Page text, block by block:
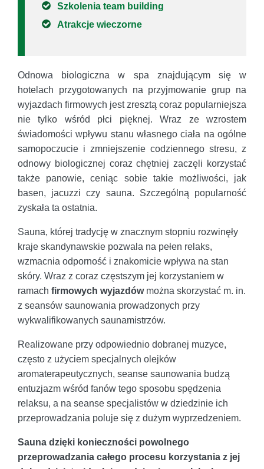
Szkolenia team building
Atrakcje wieczorne
Odnowa biologiczna w spa znajdującym się w
hotelach przygotowanych na przyjmowanie grup na
wyjazdach firmowych jest zresztą coraz popularniejsza
nie tylko wśród płci pięknej. Wraz ze wzrostem
świadomości wpływu stanu własnego ciała na ogólne
samopoczucie i zmniejszenie codziennego stresu, z
odnowy biologicznej coraz chętniej zaczęli korzystać
także panowie, ceniąc sobie takie możliwości, jak
basen, jacuzzi czy sauna. Szczególną popularność
zyskała ta ostatnia.
Sauna, której tradycję w znacznym stopniu rozwinęły
kraje skandynawskie pozwala na pełen relaks,
wzmacnia odporność i znakomicie wpływa na stan
skóry. Wraz z coraz częstszym jej korzystaniem w
ramach firmowych wyjazdówmożna skorzystać m. in.
z seansów saunowania prowadzonych przy
wykwalifikowanych saunamistrzów.
Realizowane przy odpowiednio dobranej muzyce,
często z użyciem specjalnych olejków
aromaterapeutycznych, seanse saunowania budzą
entuzjazm wśród fanów tego sposobu spędzenia
relaksu, a na seanse specjalistów w dziedzinie ich
przeprowadzania poluje się z dużym wyprzedzeniem.
Sauna dzięki konieczności powolnego
przeprowadzania całego procesu korzystania z jej